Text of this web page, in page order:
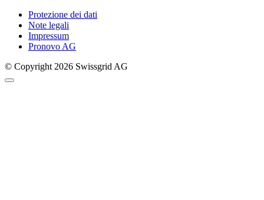
Protezione dei dati
Note legali
Impressum
Pronovo AG
© Copyright 2026 Swissgrid AG